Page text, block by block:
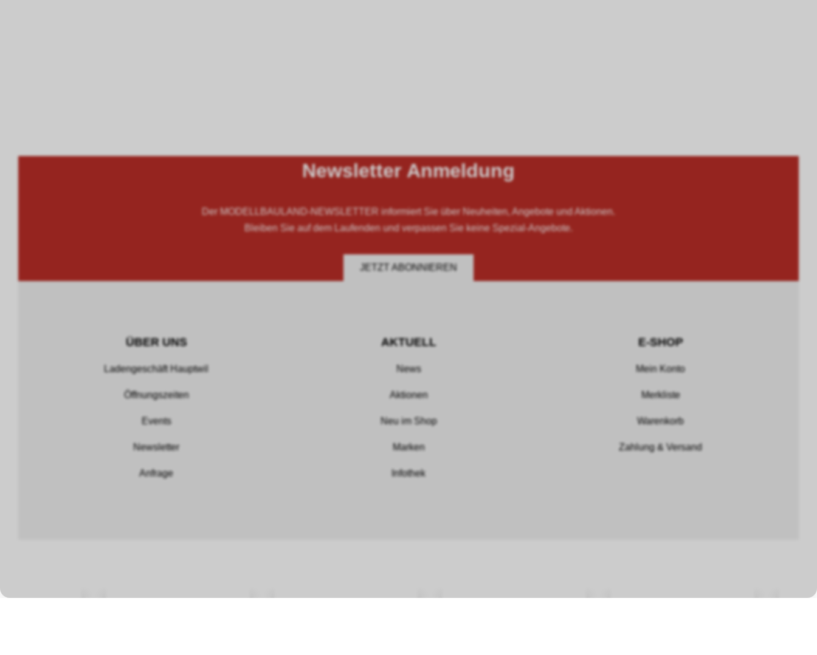
Newsletter Anmeldung
Der MODELLBAULAND-NEWSLETTER informiert Sie über Neuheiten, Angebote und Aktionen.
Bleiben Sie auf dem Laufenden und verpassen Sie keine Spezial-Angebote.
JETZT ABONNIEREN
ÜBER UNS
Ladengeschäft Hauptwil
Öffnungszeiten
Events
Newsletter
Anfrage
AKTUELL
News
Aktionen
Neu im Shop
Marken
Infothek
E-SHOP
Mein Konto
Merkliste
Warenkorb
Zahlung & Versand